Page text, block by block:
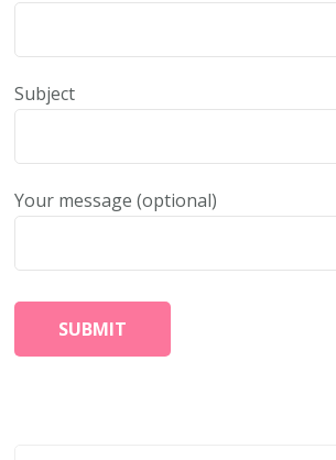
Subject
Your message (optional)